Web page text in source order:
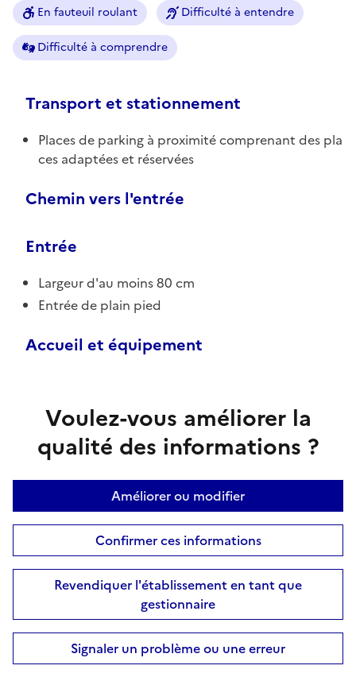
En fauteuil roulant Difficulté à entendre
Difficulté à comprendre
Transport et stationnement
Places de parking à proximité comprenant des pla
ces adaptées et réservées
Chemin vers l'entrée
Entrée
Largeur d'au moins 80 cm
Entrée de plain pied
Accueil et équipement
Voulez-vous améliorer la
qualité des informations ?
Améliorer ou modifier
Confirmer ces informations
Revendiquer l'établissement en tant que
gestionnaire
Signaler un problème ou une erreur